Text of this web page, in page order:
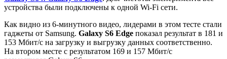
устройства были подключены к одной Wi-Fi сети.
Как видно из 6-минутного видео, лидерами в этом тесте стали
гаджеты от Samsung. Galaxy S6 Edge показал результат в 181 и
153 Мбит/с на загрузку и выгрузку данных соответственно.
На втором месте с результатом 169 и 157 Мбит/с